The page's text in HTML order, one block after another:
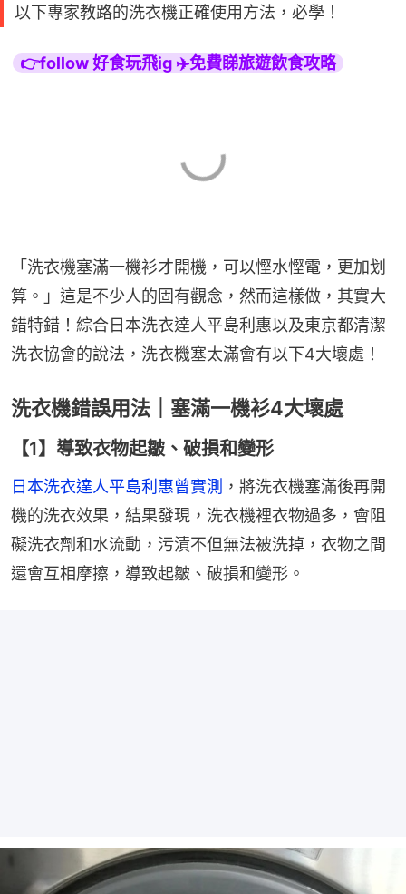
以下專家教路的洗衣機正確使用方法，必學！
👉follow 好食玩飛ig ✈️免費睇旅遊飲食攻略
「洗衣機塞滿一機衫才開機，可以慳水慳電，更加划
算。」這是不少人的固有觀念，然而這樣做，其實大
錯特錯！綜合日本洗衣達人平島利惠以及東京都清潔
洗衣協會的說法，洗衣機塞太滿會有以下4大壞處！
洗衣機錯誤用法｜塞滿一機衫4大壞處
【1】導致衣物起皺、破損和變形
日本洗衣達人平島利惠曾實測 ，將洗衣機塞滿後再開
機的洗衣效果，結果發現，洗衣機裡衣物過多，會阻
礙洗衣劑和水流動，污漬不但無法被洗掉，衣物之間
還會互相摩擦，導致起皺、破損和變形。